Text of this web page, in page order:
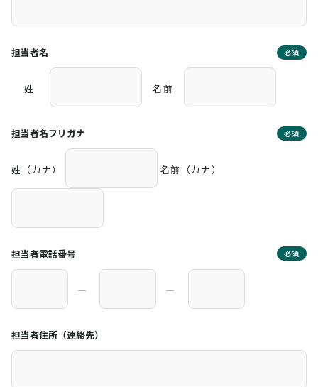
担当者名 必須
姓 名前
担当者名フリガナ 必須
姓（カナ） 名前（カナ）
担当者電話番号 必須
― ―
担当者住所（連絡先）